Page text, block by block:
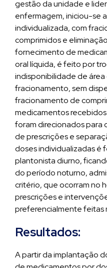
gestão da unidade e
enfermagem, iniciou-se
individualizada, com
comprimidos e
fornecimento de
oral líquida, é feito por
indisponibilidade de
fracionamento, sem
fracionamento de
medicamentos
foram direcionados para
de prescrições e
doses individualizadas é
plantonista diurno,
do período noturno,
critério, que ocorram no
prescrições e
preferencialmente feitas
Resultados:
A partir da implantação